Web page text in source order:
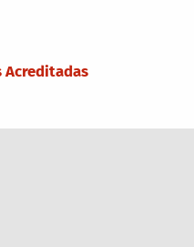
Acreditadas